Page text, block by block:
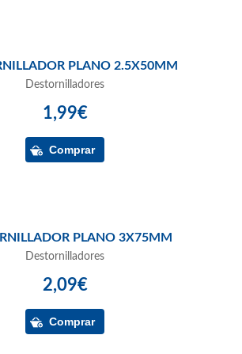
PLANO 2.5X50MM
Destornilladores
1,99€
DESTORNILLADOR PLANO 3X75MM
Destornilladores
2,09€